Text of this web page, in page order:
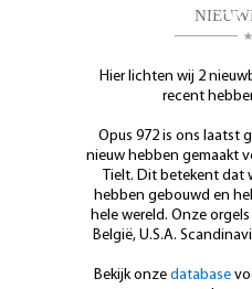
Hier lichten wij 2
recent
Opus 972 is ons laatst
nieuw hebben gemaakt
Tielt. Dit betekent dat
hebben gebouwd en
hele wereld. Onze
België, U.S.A.
Bekijk onze database